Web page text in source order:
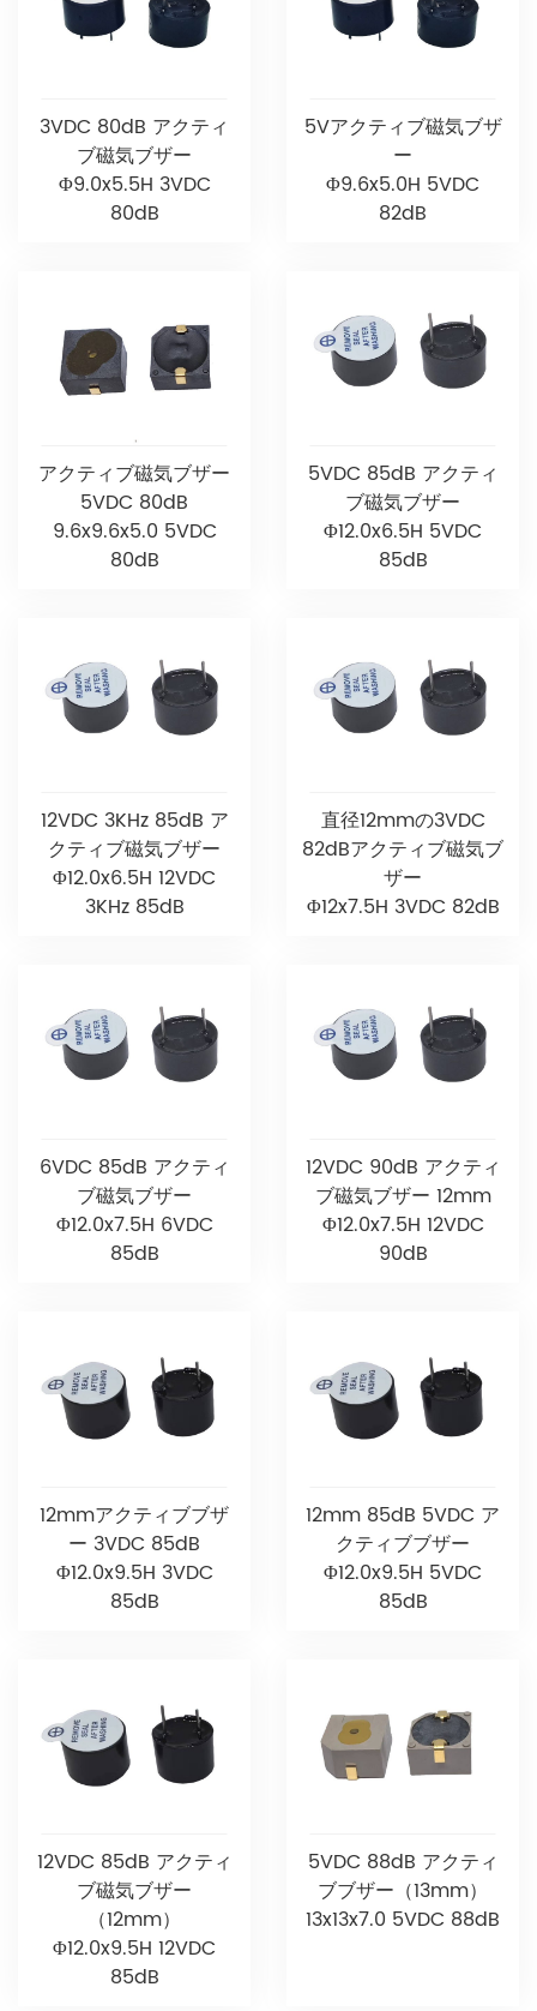
3VDC 80dB アクティ
ブ磁気ブザー
Φ9.0x5.5H 3VDC
80dB
5Vアクティブ磁気ブザ
ー
Φ9.6x5.0H 5VDC
82dB
アクティブ磁気ブザー
5VDC 80dB
9.6x9.6x5.0 5VDC
80dB
5VDC 85dB アクティ
ブ磁気ブザー
Φ12.0x6.5H 5VDC
85dB
12VDC 3KHz 85dB ア
クティブ磁気ブザー
Φ12.0x6.5H 12VDC
3KHz 85dB
直径12mmの3VDC
82dBアクティブ磁気ブ
ザー
Φ12x7.5H 3VDC 82dB
6VDC 85dB アクティ
ブ磁気ブザー
Φ12.0x7.5H 6VDC
85dB
12VDC 90dB アクティ
ブ磁気ブザー 12mm
Φ12.0x7.5H 12VDC
90dB
12mmアクティブブザ
ー 3VDC 85dB
Φ12.0x9.5H 3VDC
85dB
12mm 85dB 5VDC ア
クティブブザー
Φ12.0x9.5H 5VDC
85dB
12VDC 85dB アクティ
ブ磁気ブザー
（12mm）
Φ12.0x9.5H 12VDC
85dB
5VDC 88dB アクティ
ブブザー（13mm）
13x13x7.0 5VDC 88dB